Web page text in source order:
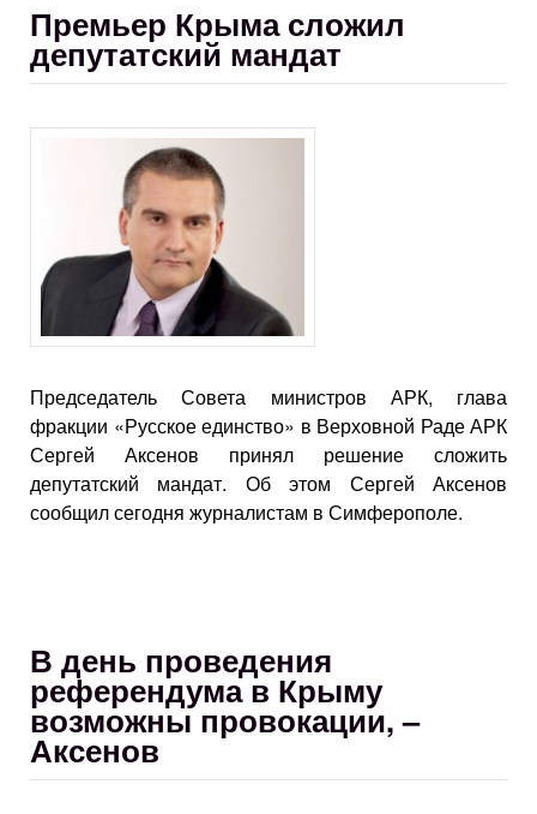
Премьер Крыма сложил
депутатский мандат
Председатель Совета министров АРК, глава
фракции «Русское единство» в Верховной Раде АРК
Сергей Аксенов принял решение сложить
депутатский мандат. Об этом Сергей Аксенов
сообщил сегодня журналистам в Симферополе.
В день проведения
референдума в Крыму
возможны провокации, –
Аксенов